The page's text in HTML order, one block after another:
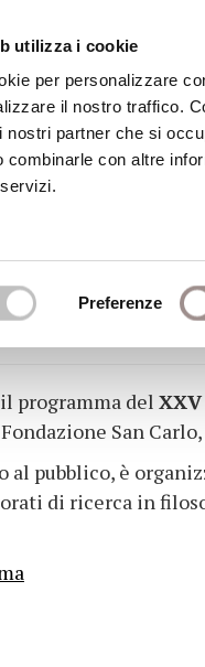
utilizza i cookie
per personalizzare
il nostro traffico.
nostri partner che si
combinarle con altre
Preferenze
Biblioteca
del XXV
programma del
San
al pubblico, è
di ricerca in